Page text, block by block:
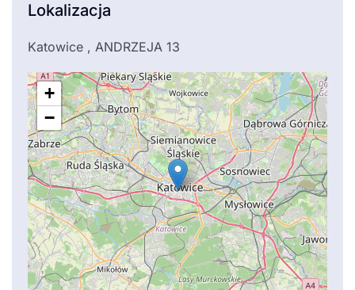
Lokalizacja
Katowice , ANDRZEJA 13
+
−